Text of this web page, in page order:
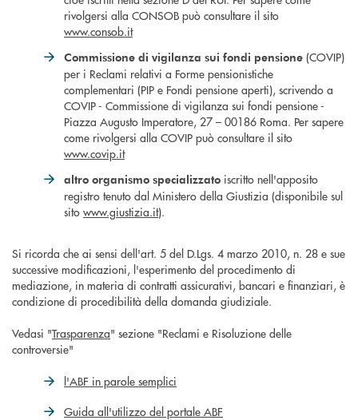
rivolgersi alla CONSOB può consultare il sito
www.consob.it
Commissione di vigilanza sui fondi pensione (COVIP)
per i Reclami relativi a Forme pensionistiche
complementari (PIP e Fondi pensione aperti), scrivendo a
COVIP - Commissione di vigilanza sui fondi pensione -
Piazza Augusto Imperatore, 27 – 00186 Roma. Per sapere
come rivolgersi alla COVIP può consultare il sito
www.covip.it
altro organismo specializzato iscritto nell'apposito
registro tenuto dal Ministero della Giustizia (disponibile sul
sito www.giustizia.it).
Si ricorda che ai sensi dell'art. 5 del D.Lgs. 4 marzo 2010, n. 28 e sue
successive modificazioni, l'esperimento del procedimento di
mediazione, in materia di contratti assicurativi, bancari e finanziari, è
condizione di procedibilità della domanda giudiziale.
Vedasi "Trasparenza" sezione "Reclami e Risoluzione delle
controversie"
l'ABF in parole semplici
Guida all'utilizzo del portale ABF